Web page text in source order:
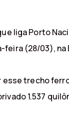
liga Porto
feira (28/03), na
esse trecho
1.537